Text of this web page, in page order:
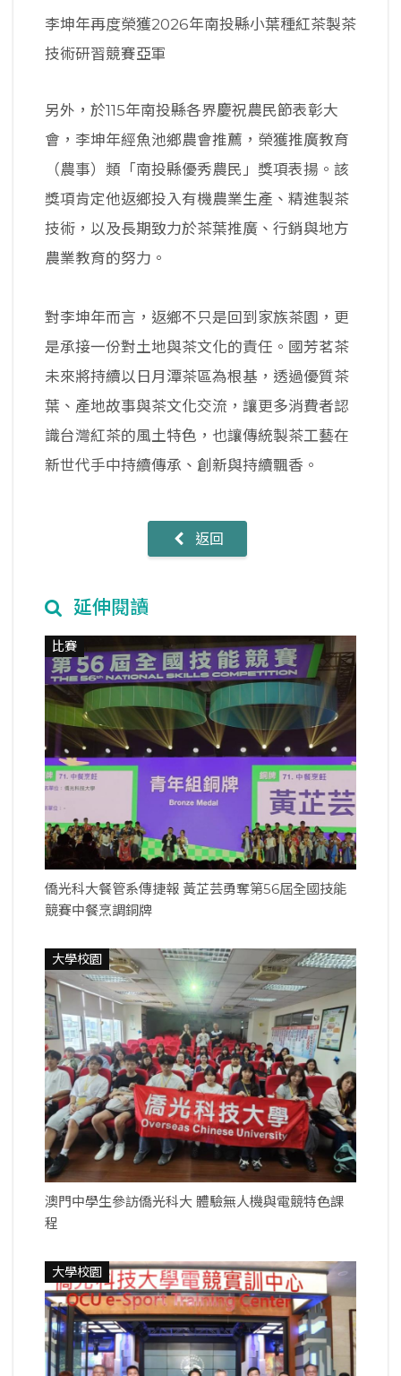
李坤年再度榮獲2026年南投縣小葉種紅茶製茶
技術研習競賽亞軍
另外，於115年南投縣各界慶祝農民節表彰大
會，李坤年經魚池鄉農會推薦，榮獲推廣教育
（農事）類「南投縣優秀農民」獎項表揚。該
獎項肯定他返鄉投入有機農業生產、精進製茶
技術，以及長期致力於茶葉推廣、行銷與地方
農業教育的努力。
對李坤年而言，返鄉不只是回到家族茶園，更
是承接一份對土地與茶文化的責任。國芳茗茶
未來將持續以日月潭茶區為根基，透過優質茶
葉、產地故事與茶文化交流，讓更多消費者認
識台灣紅茶的風土特色，也讓傳統製茶工藝在
新世代手中持續傳承、創新與持續飄香。
返回
延伸閱讀
比賽
僑光科大餐管系傳捷報 黃芷芸勇奪第56屆全國技能
競賽中餐烹調銅牌
大學校園
澳門中學生參訪僑光科大 體驗無人機與電競特色課
程
大學校園